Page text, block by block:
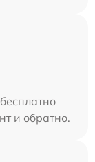
и обратно.